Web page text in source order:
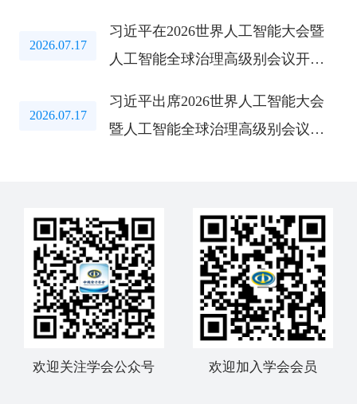
2026.07.17
习近平在2026世界人工智能大会暨
人工智能全球治理高级别会议开幕
2026.07.17
习近平出席2026世界人工智能大会
暨人工智能全球治理高级别会议开
欢迎关注学会公众号 欢迎加入学会会员